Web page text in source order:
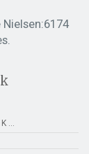
Nielsen:6174